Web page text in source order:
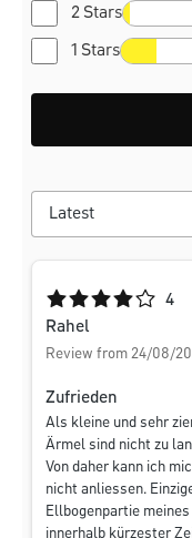
2 Stars
1 Stars
Average rating of 4
4
Rahel
Review from 24/08/
Zufrieden
Als kleine und sehr
Ärmel sind nicht zu
Von daher kann ich
nicht anliessen.
Ellbogenpartie
innerhalb kürzester